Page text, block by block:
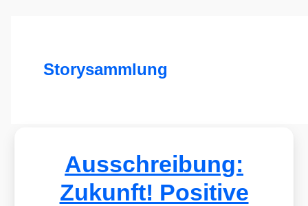
Storysammlung
Ausschreibung:
Zukunft! Positive